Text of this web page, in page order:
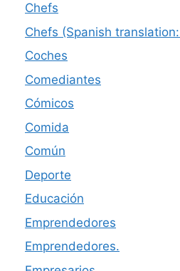
Chefs
Chefs (Spanish
Coches
Comediantes
Cómicos
Comida
Común
Deporte
Educación
Emprendedores
Emprendedores.